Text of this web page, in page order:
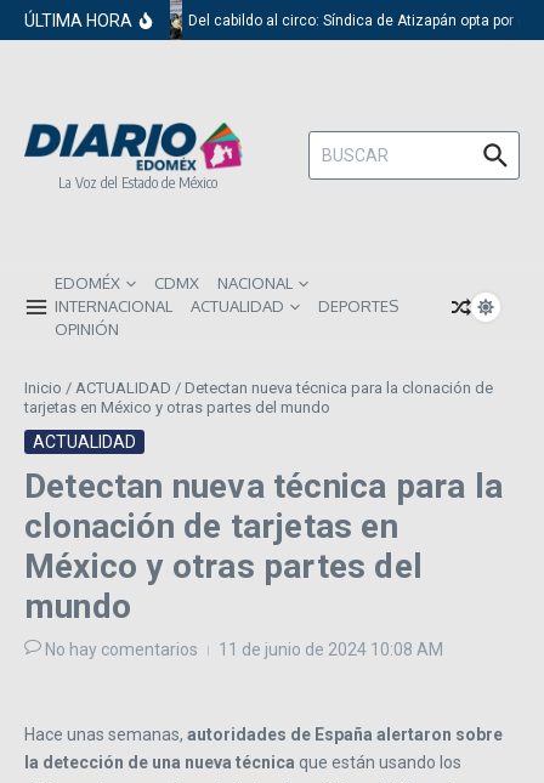
Saltar al contenido
ÚLTIMA HORA Del cabildo al circo: Síndica de Atizapán opta por el
La Voz del Estado de México
Buscar:
EDOMÉX CDMX
NACIONAL
INTERNACIONAL
ACTUALIDAD
DEPORTES
OPINIÓN
Inicio / ACTUALIDAD / Detectan nueva técnica para la clonación de
tarjetas en México y otras partes del mundo
ACTUALIDAD
Detectan nueva técnica para la
clonación de tarjetas en
México y otras partes del
mundo
No hay comentarios 11 de junio de 2024 10:08 AM
Hace unas semanas, autoridades de España alertaron sobre
la detección de una nueva técnica que están usando los